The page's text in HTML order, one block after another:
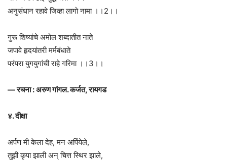
अनुसंधान रहावे जिव्हा लागो नामा ।।2।।
गुरू शिष्यांचे अमोल शब्दातीत नाते
जपावे हृदयांतरी मर्मबंधाते
परंपरा युगयुगांची राहे गरिमा ।।3।।
— रचना : अरुण गांगल. कर्जत, रायगड
४. दीक्षा
अर्पण मी केला देह, मन अर्पियेले,
तुझी कृपा झाली अन् चित्त स्थिर झाले,